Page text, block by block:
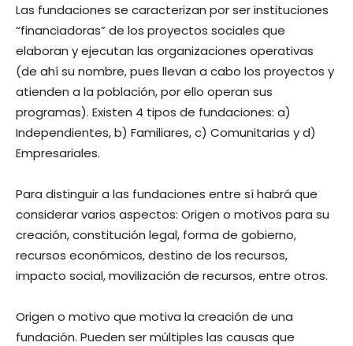
Las fundaciones se caracterizan por ser instituciones
“financiadoras” de los proyectos sociales que
elaboran y ejecutan las organizaciones operativas
(de ahí su nombre, pues llevan a cabo los proyectos y
atienden a la población, por ello operan sus
programas). Existen 4 tipos de fundaciones: a)
Independientes, b) Familiares, c) Comunitarias y d)
Empresariales.
Para distinguir a las fundaciones entre sí habrá que
considerar varios aspectos: Origen o motivos para su
creación, constitución legal, forma de gobierno,
recursos económicos, destino de los recursos,
impacto social, movilización de recursos, entre otros.
Origen o motivo que motiva la creación de una
fundación. Pueden ser múltiples las causas que